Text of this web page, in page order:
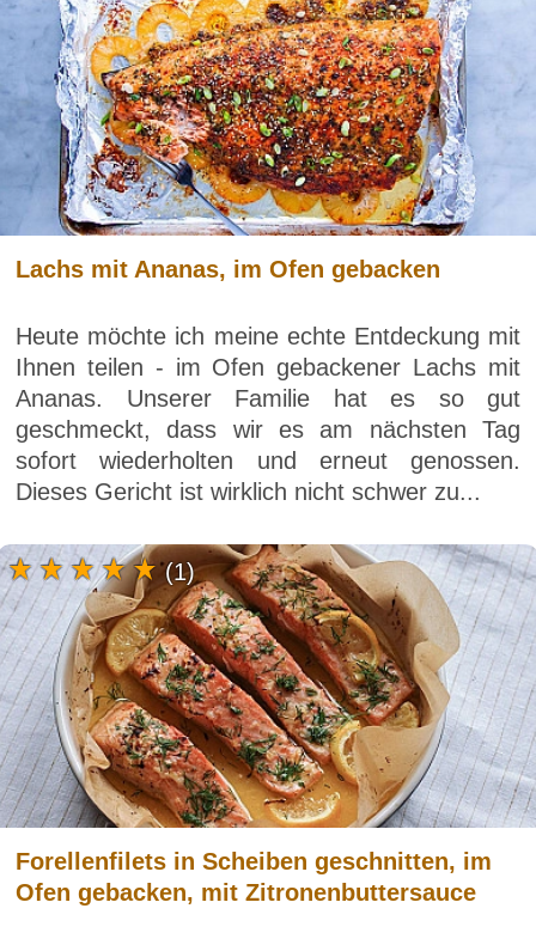
Lachs mit Ananas, im Ofen gebacken
Heute möchte ich meine echte Entdeckung mit
Ihnen teilen - im Ofen gebackener Lachs mit
Ananas. Unserer Familie hat es so gut
geschmeckt, dass wir es am nächsten Tag
sofort wiederholten und erneut genossen.
Dieses Gericht ist wirklich nicht schwer zu...
Forellenfilets in Scheiben geschnitten, im
Ofen gebacken, mit Zitronenbuttersauce
(1)